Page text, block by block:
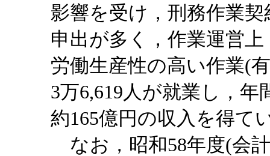
影響を受け，刑務作業
申出が多く，作業運営
労働生産性の高い作業(
3万6,619人が就業し，
約165億円の収入を得て
なお，昭和58年度(会